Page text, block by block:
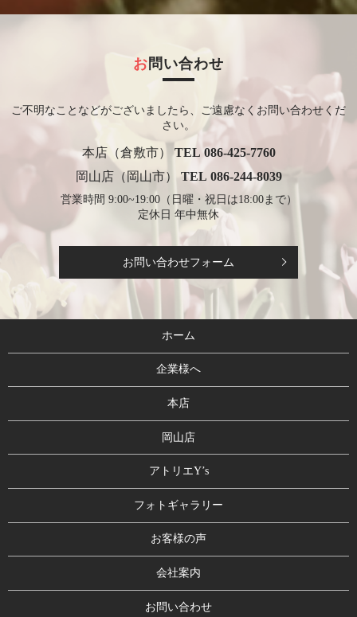
お問い合わせ
ご不明なことなどがございましたら、ご遠慮なくお問い合わせくだ
さい。
本店（倉敷市）TEL 086-425-7760
岡山店（岡山市） TEL 086-244-8039
営業時間 9:00~19:00（日曜・祝日は18:00まで）
定休日 年中無休
お問い合わせフォーム
ホーム
企業様へ
本店
岡山店
アトリエY’s
フォトギャラリー
お客様の声
会社案内
お問い合わせ